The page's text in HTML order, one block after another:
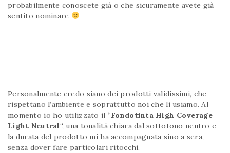
probabilmente conoscete già o che sicuramente avete già
sentito nominare
Personalmente credo siano dei prodotti validissimi, che
rispettano l’ambiente e soprattutto noi che li usiamo. Al
momento io ho utilizzato il “Fondotinta High Coverage
Light Neutral“, una tonalità chiara dal sottotono neutro e
la durata del prodotto mi ha accompagnata sino a sera,
senza dover fare particolari ritocchi.